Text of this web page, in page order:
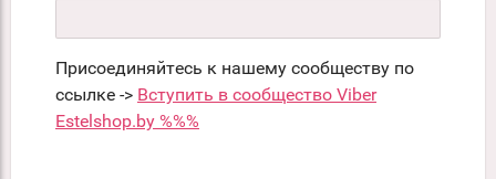
Присоединяйтесь к нашему сообществу по
ссылке -> Вступить в сообщество Viber
Estelshop.by %%%